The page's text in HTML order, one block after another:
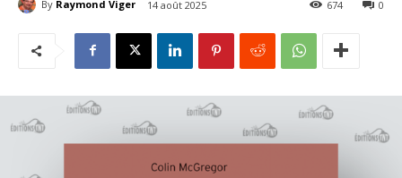
By Raymond Viger 14 août 2025 0
674